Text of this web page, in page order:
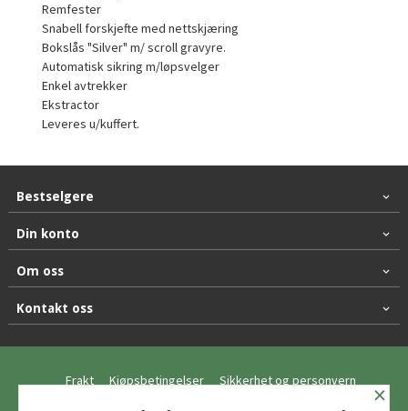
Remfester
Snabell forskjefte med nettskjæring
Bokslås "Silver" m/ scroll gravyre.
Automatisk sikring m/løpsvelger
Enkel avtrekker
Ekstractor
Leveres u/kuffert.
Bestselgere
Din konto
Om oss
Kontakt oss
Frakt Kjøpsbetingelser Sikkerhet og personvern ×